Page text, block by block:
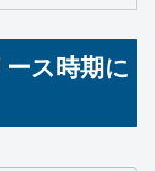
ース時期に